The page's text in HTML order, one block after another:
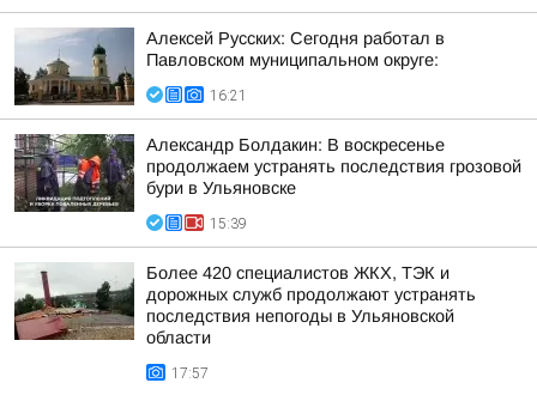
Алексей Русских: Сегодня работал в
Павловском муниципальном округе:
16:21
Александр Болдакин: В воскресенье
продолжаем устранять последствия грозовой
бури в Ульяновске
15:39
Более 420 специалистов ЖКХ, ТЭК и
дорожных служб продолжают устранять
последствия непогоды в Ульяновской
области
17:57